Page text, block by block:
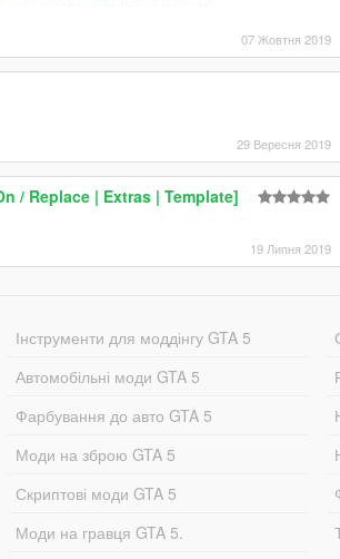
07 Жовтня 2019
29 Вересня 2019
/ Replace | Extras | Template]
19 Липня 2019
Інструменти для моддінгу GTA 5
Автомобільні моди GTA 5
Фарбування до авто GTA 5
Моди на зброю GTA 5
Скриптові моди GTA 5
Моди на гравця GTA 5.